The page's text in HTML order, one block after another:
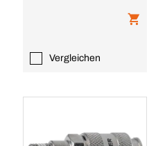
Vergleichen